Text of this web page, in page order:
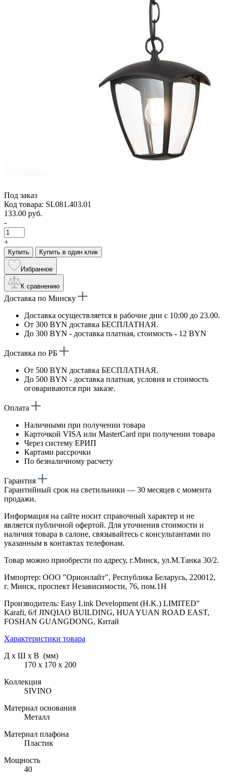
Под заказ
Код товара: SL081.403.01
133.00 руб.
-
+
Купить Купить в один клик
Избранное
К сравнению
Доставка по Минску
Доставка осуществляется в рабочие дни с 10:00 до 23.00.
От 300 BYN доставка БЕСПЛАТНАЯ.
До 300 BYN - доставка платная, стоимость - 12 BYN
Доставка по РБ
От 500 BYN доставка БЕСПЛАТНАЯ.
До 500 BYN - доставка платная, условия и стоимость
оговариваются при заказе.
Оплата
Наличными при получении товара
Карточкой VISA или MasterCard при получении товара
Через систему ЕРИП
Картами рассрочки
По безналичному расчету
Гарантия
Гарантийный срок на светильники — 30 месяцев с момента
продажи.
Информация на сайте носит справочный характер и не
является публичной офертой. Для уточнения стоимости и
наличия товара в салоне, связывайтесь с консультантами по
указанным в контактах телефонам.
Товар можно приобрести по адресу, г.Минск, ул.М.Танка 30/2.
Импортер: ООО "Орионлайт", Республика Беларусь, 220012,
г. Минск, проспект Независимости, 76, пом.1Н
Производитель: Easy Link Development (H.K.) LIMITED"
Karafi, 6/f JINQIAO BUILDING, HUA YUAN ROAD EAST,
FOSHAN GUANGDONG, Китай
Характеристики товара
Д х Ш х В (мм)
170 х 170 х 200
Коллекция
SIVINO
Материал основания
Металл
Материал плафона
Пластик
Мощность
40